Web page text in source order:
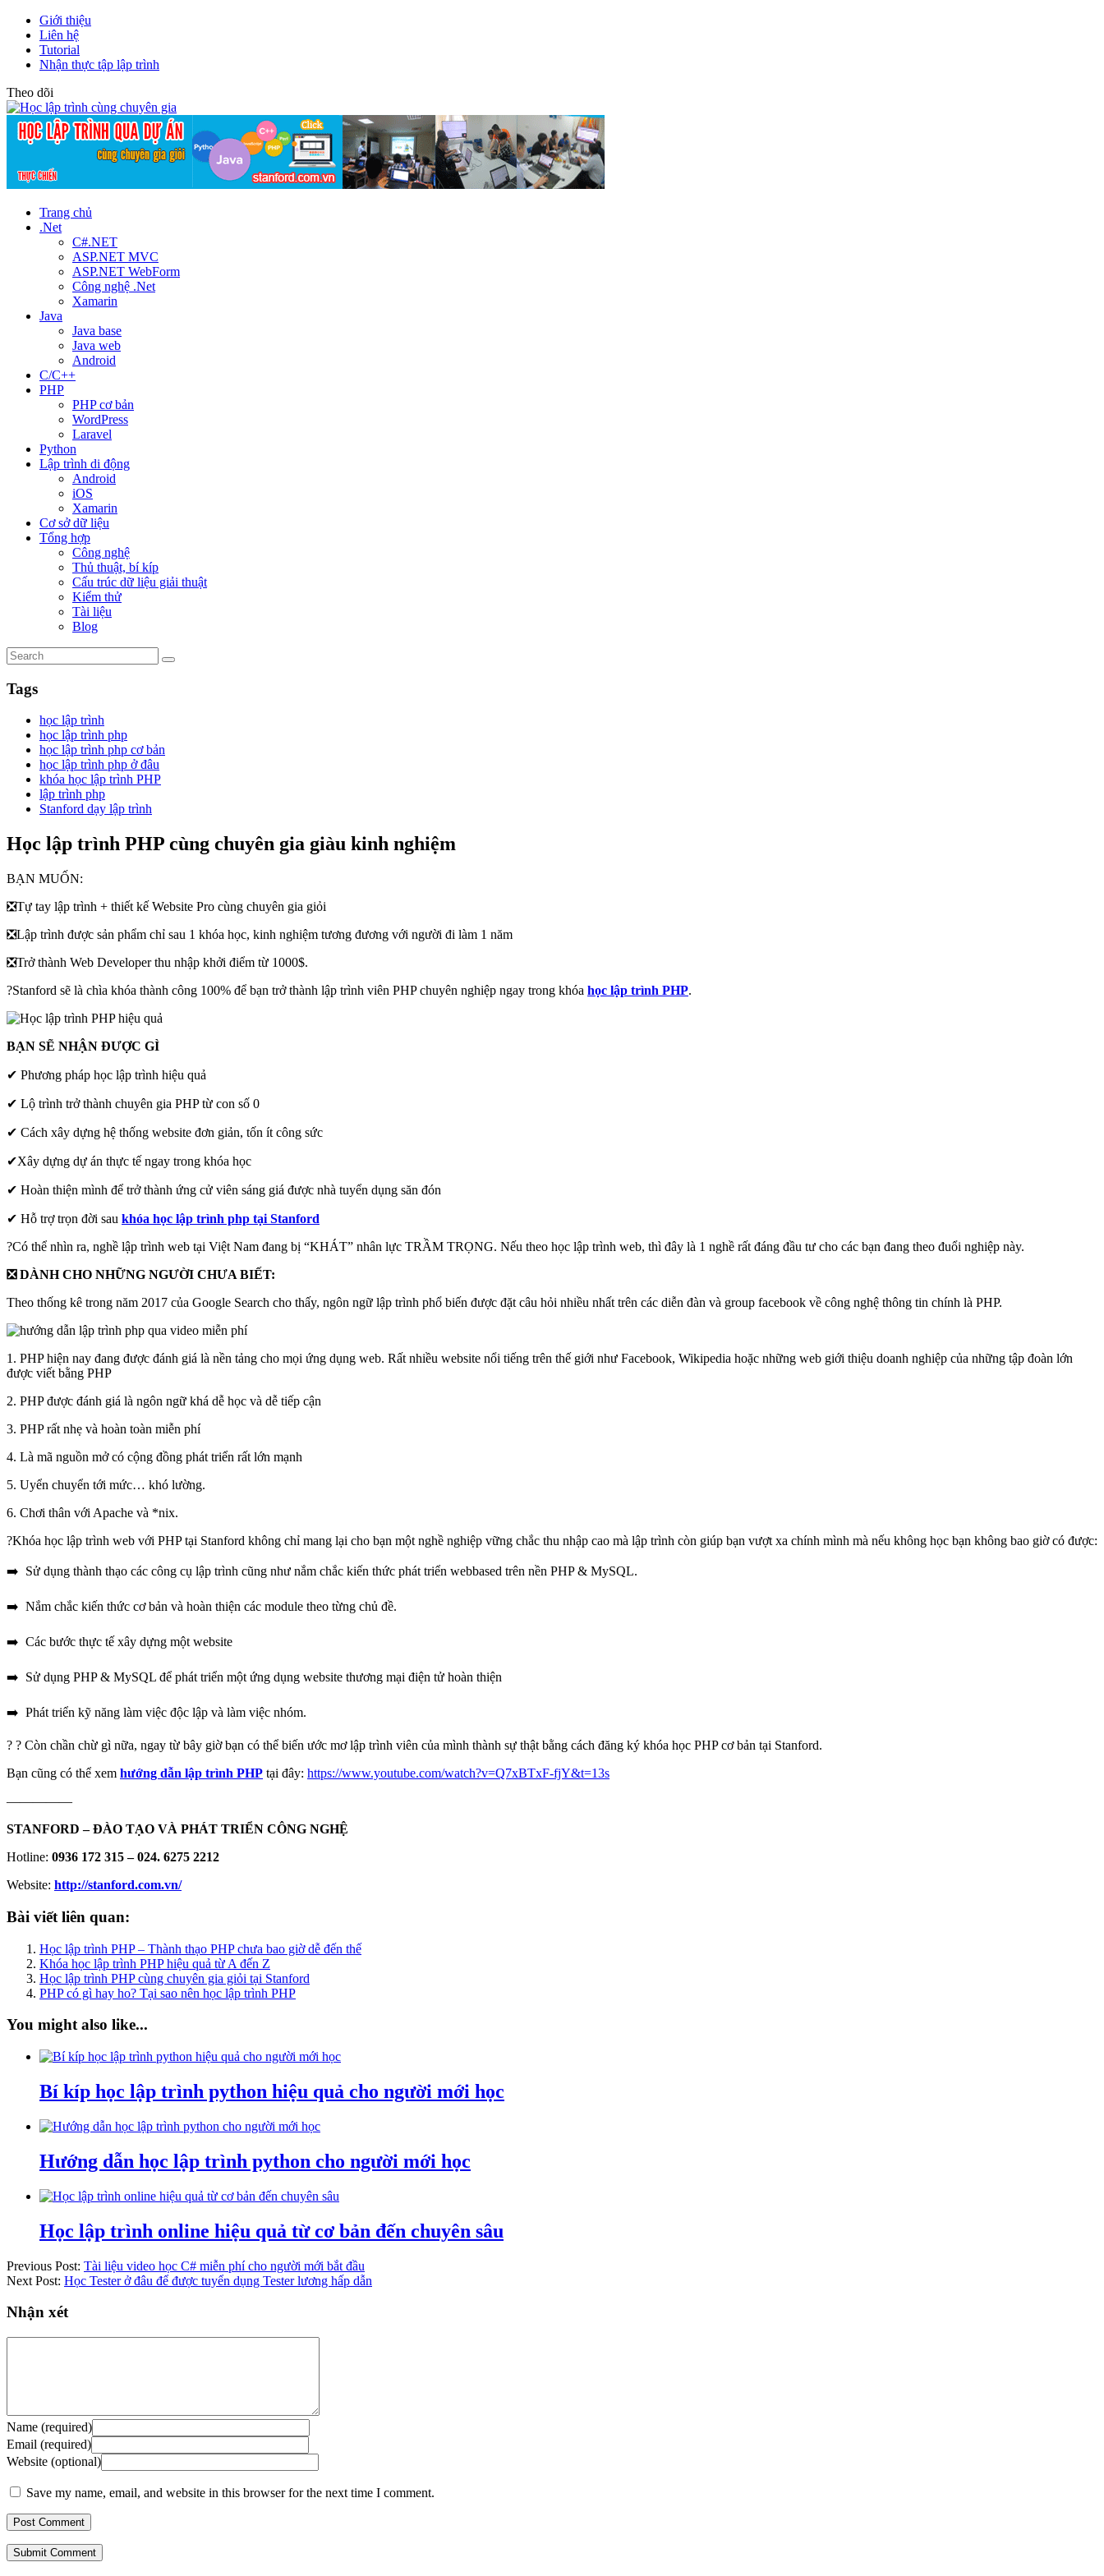
Giới thiệu
Liên hệ
Tutorial
Nhận thực tập lập trình
Theo dõi
Trang chủ
.Net
C#.NET
ASP.NET MVC
ASP.NET WebForm
Công nghệ .Net
Xamarin
Java
Java base
Java web
Android
C/C++
PHP
PHP cơ bản
WordPress
Laravel
Python
Lập trình di động
Android
iOS
Xamarin
Cơ sở dữ liệu
Tổng hợp
Công nghệ
Thủ thuật, bí kíp
Cấu trúc dữ liệu giải thuật
Kiểm thử
Tài liệu
Blog
Tags
học lập trình
học lập trình php
học lập trình php cơ bản
học lập trình php ở đâu
khóa học lập trình PHP
lập trình php
Stanford dạy lập trình
Học lập trình PHP cùng chuyên gia giàu kinh nghiệm
BẠN MUỐN:
❎Tự tay lập trình + thiết kế Website Pro cùng chuyên gia giỏi
❎Lập trình được sản phẩm chỉ sau 1 khóa học, kinh nghiệm tương đương với người đi làm 1 năm
❎Trở thành Web Developer thu nhập khởi điểm từ 1000$.
?Stanford sẽ là chìa khóa thành công 100% để bạn trở thành lập trình viên PHP chuyên nghiệp ngay trong khóa học lập trình PHP.
BẠN SẼ NHẬN ĐƯỢC GÌ
✔ Phương pháp học lập trình hiệu quả
✔ Lộ trình trở thành chuyên gia PHP từ con số 0
✔ Cách xây dựng hệ thống website đơn giản, tốn ít công sức
✔Xây dựng dự án thực tế ngay trong khóa học
✔ Hoàn thiện mình để trở thành ứng cử viên sáng giá được nhà tuyển dụng săn đón
✔ Hỗ trợ trọn đời sau khóa học lập trình php tại Stanford
?Có thể nhìn ra, nghề lập trình web tại Việt Nam đang bị “KHÁT” nhân lực TRẦM TRỌNG. Nếu theo học lập trình web, thì đây là 1 nghề rất đáng đầu tư cho các bạn đang theo đuổi nghiệp này.
❎ DÀNH CHO NHỮNG NGƯỜI CHƯA BIẾT:
Theo thống kê trong năm 2017 của Google Search cho thấy, ngôn ngữ lập trình phổ biến được đặt câu hỏi nhiều nhất trên các diễn đàn và group facebook về công nghệ thông tin chính là PHP.
1. PHP hiện nay đang được đánh giá là nền tảng cho mọi ứng dụng web. Rất nhiều website nổi tiếng trên thế giới như Facebook, Wikipedia hoặc những web giới thiệu doanh nghiệp của những tập đoàn lớn
được viết bằng PHP
2. PHP được đánh giá là ngôn ngữ khá dễ học và dễ tiếp cận
3. PHP rất nhẹ và hoàn toàn miễn phí
4. Là mã nguồn mở có cộng đồng phát triển rất lớn mạnh
5. Uyển chuyển tới mức… khó lường.
6. Chơi thân với Apache và *nix.
?Khóa học lập trình web với PHP tại Stanford không chỉ mang lại cho bạn một nghề nghiệp vững chắc thu nhập cao mà lập trình còn giúp bạn vượt xa chính mình mà nếu không học bạn không bao giờ có được:
➡ Sử dụng thành thạo các công cụ lập trình cũng như nắm chắc kiến thức phát triển webbased trên nền PHP & MySQL.
➡ Nắm chắc kiến thức cơ bản và hoàn thiện các module theo từng chủ đề.
➡ Các bước thực tế xây dựng một website
➡ Sử dụng PHP & MySQL để phát triển một ứng dụng website thương mại điện tử hoàn thiện
➡ Phát triển kỹ năng làm việc độc lập và làm việc nhóm.
? ? Còn chần chừ gì nữa, ngay từ bây giờ bạn có thể biến ước mơ lập trình viên của mình thành sự thật bằng cách đăng ký khóa học PHP cơ bản tại Stanford.
Bạn cũng có thể xem hướng dẫn lập trình PHP tại đây: https://www.youtube.com/watch?v=Q7xBTxF-fjY&t=13s
—————
STANFORD – ĐÀO TẠO VÀ PHÁT TRIỂN CÔNG NGHỆ
Hotline: 0936 172 315 – 024. 6275 2212
Website: http://stanford.com.vn/
Bài viết liên quan:
Học lập trình PHP – Thành thạo PHP chưa bao giờ dễ đến thế
Khóa học lập trình PHP hiệu quả từ A đến Z
Học lập trình PHP cùng chuyên gia giỏi tại Stanford
PHP có gì hay ho? Tại sao nên học lập trình PHP
You might also like...
Bí kíp học lập trình python hiệu quả cho người mới học
Hướng dẫn học lập trình python cho người mới học
Học lập trình online hiệu quả từ cơ bản đến chuyên sâu
Previous Post: Tài liệu video học C# miễn phí cho người mới bắt đầu
Next Post: Học Tester ở đâu để được tuyển dụng Tester lương hấp dẫn
Nhận xét
Name (required)
Email (required)
Website (optional)
Save my name, email, and website in this browser for the next time I comment.
Submit Comment